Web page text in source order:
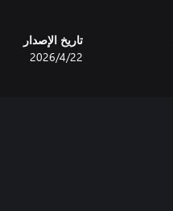
تاريخ الإصدار
22‏/4‏/2026